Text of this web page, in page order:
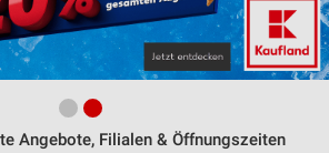
Angebote, Filialen & Öffnungszeiten